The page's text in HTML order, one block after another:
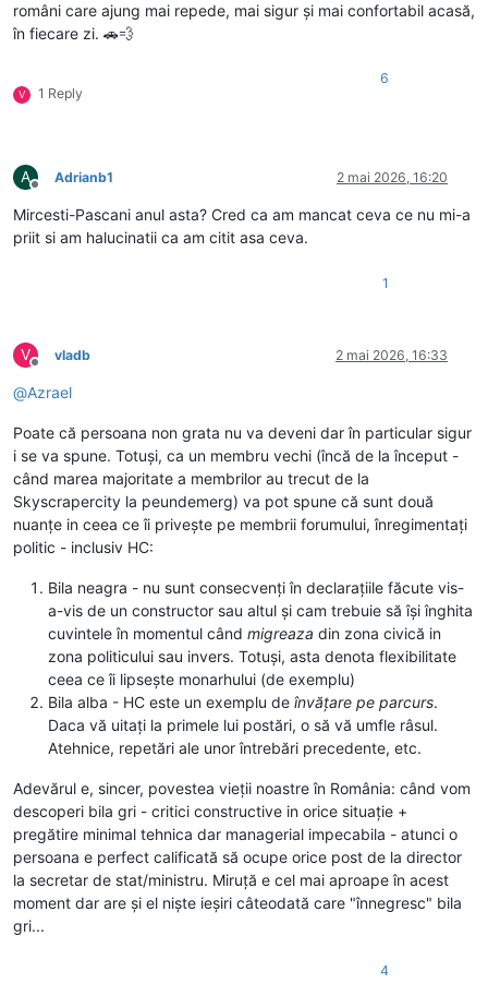
români care ajung mai repede, mai sigur și mai confortabil acasă,
în fiecare zi. 🚗💨
V 1 Reply
6
A
Deconectat
Adrianb1 2 mai 2026, 16:20
Mircesti-Pascani anul asta? Cred ca am mancat ceva ce nu mi-a
priit si am halucinatii ca am citit asa ceva.
1
V
Deconectat
vladb 2 mai 2026, 16:33
@Azrael
Poate că persoana non grata nu va deveni dar în particular sigur
i se va spune. Totuși, ca un membru vechi (încă de la început -
când marea majoritate a membrilor au trecut de la
Skyscrapercity la peundemerg) va pot spune că sunt două
nuanțe in ceea ce îi privește pe membrii forumului, înregimentați
politic - inclusiv HC:
Bila neagra - nu sunt consecvenți în declarațiile făcute vis-
a-vis de un constructor sau altul și cam trebuie să își înghita
cuvintele în momentul când migreaza din zona civică in
zona politicului sau invers. Totuși, asta denota flexibilitate
ceea ce îi lipsește monarhului (de exemplu)
Bila alba - HC este un exemplu de învățare pe parcurs.
Daca vă uitați la primele lui postări, o să vă umfle râsul.
Atehnice, repetări ale unor întrebări precedente, etc.
Adevărul e, sincer, povestea vieții noastre în România: când vom
descoperi bila gri - critici constructive in orice situație +
pregătire minimal tehnica dar managerial impecabila - atunci o
persoana e perfect calificată să ocupe orice post de la director
la secretar de stat/ministru. Miruță e cel mai aproape în acest
moment dar are și el niște ieșiri câteodată care "înnegresc" bila
gri...
4